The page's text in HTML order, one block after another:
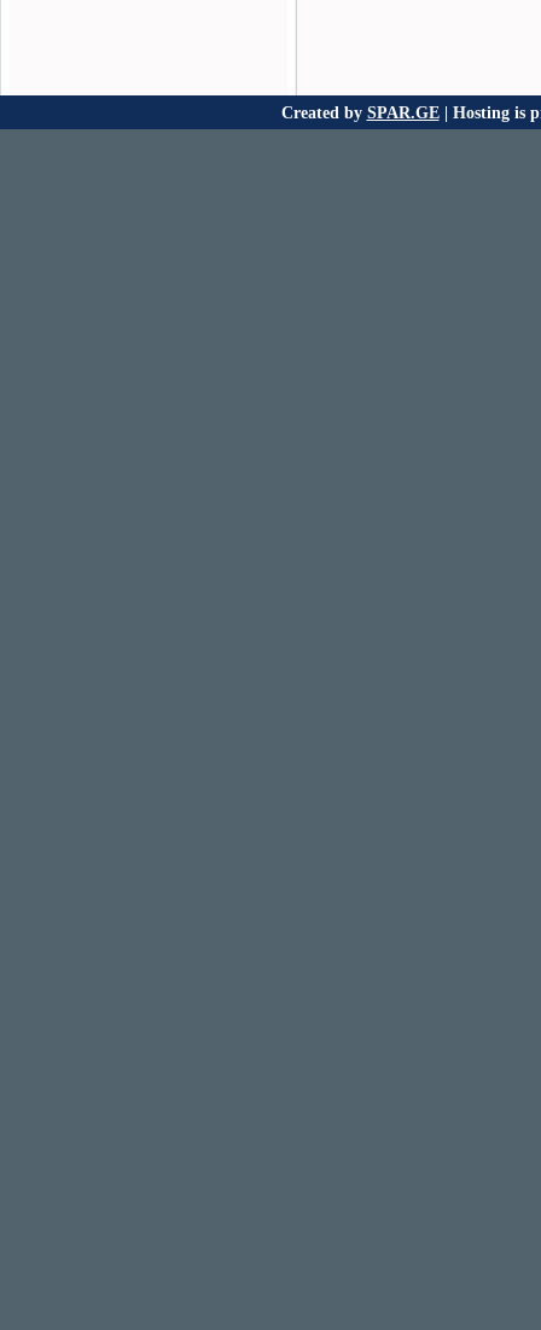
Created by SPAR.GE| Hosting is